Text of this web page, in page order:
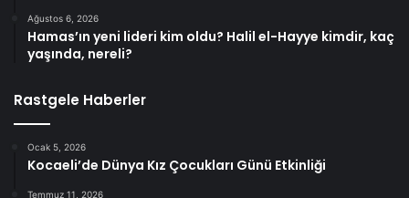
Ağustos 6, 2026
Hamas’ın yeni lideri kim oldu? Halil el-Hayye kimdir, kaç
yaşında, nereli?
Rastgele Haberler
Ocak 5, 2026
Kocaeli’de Dünya Kız Çocukları Günü Etkinliği
Temmuz 11, 2026